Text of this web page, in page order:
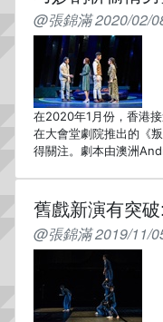
@張錦滿 2020/02/
在2020年1月份，香港
在大會堂劇院推出的《
得關注。劇本由澳洲
舊戲新演有突
@張錦滿 2019/11/